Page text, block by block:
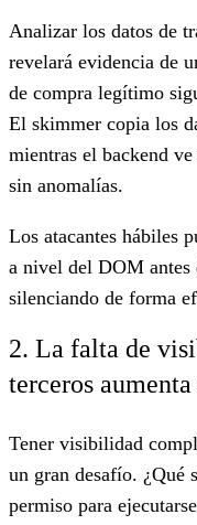
Analizar los datos de
revelará evidencia de
de compra legítimo
El skimmer copia los
mientras el backend
sin anomalías.
Los atacantes hábiles
a nivel del DOM antes
silenciando de forma
2. La falta de
terceros
Tener visibilidad
un gran desafío. ¿Qué
permiso para